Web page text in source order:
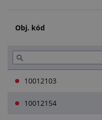
Obj. kód
10012103
10012154